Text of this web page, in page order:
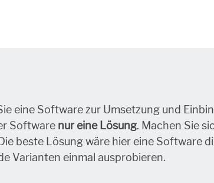
eine Software zur Umsetzung und
Software nur eine Lösung. Machen Sie
beste Lösung wäre hier eine Software
Varianten einmal ausprobieren.